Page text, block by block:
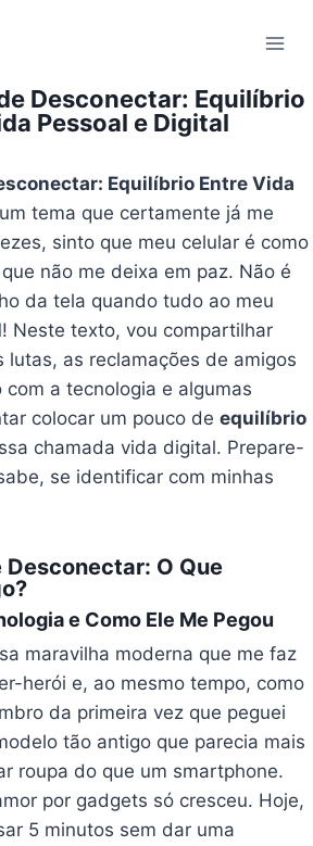
Desconectar: Equilíbrio
Pessoal e Digital
Equilíbrio Entre Vida
tema que certamente já me
sinto que meu celular é como
não me deixa em paz. Não é
da tela quando tudo ao meu
! Neste texto, vou compartilhar
lutas, as reclamações de amigos
a tecnologia e algumas
colocar um pouco deequilíbrio
chamada vida digital. Prepare-
se identificar com minhas
O Que
e Como Ele Me Pegou
maravilha moderna que me faz
herói e, ao mesmo tempo, como
da primeira vez que peguei
tão antigo que parecia mais
roupa do que um smartphone.
por gadgets só cresceu. Hoje,
5 minutos sem dar uma